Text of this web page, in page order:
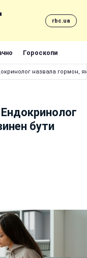
rbc.ua
Гороскопи
назвала гормон,
бути